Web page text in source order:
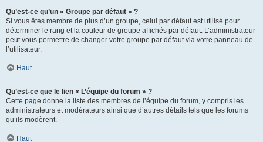
Qu’est-ce qu’un « Groupe par défaut » ?
Si vous êtes membre de plus d’un groupe, celui par défaut est utilisé pour
déterminer le rang et la couleur de groupe affichés par défaut. L’administrateur
peut vous permettre de changer votre groupe par défaut via votre panneau de
l’utilisateur.
Haut
Qu’est-ce que le lien « L’équipe du forum » ?
Cette page donne la liste des membres de l’équipe du forum, y compris les
administrateurs et modérateurs ainsi que d’autres détails tels que les forums
qu’ils modèrent.
Haut